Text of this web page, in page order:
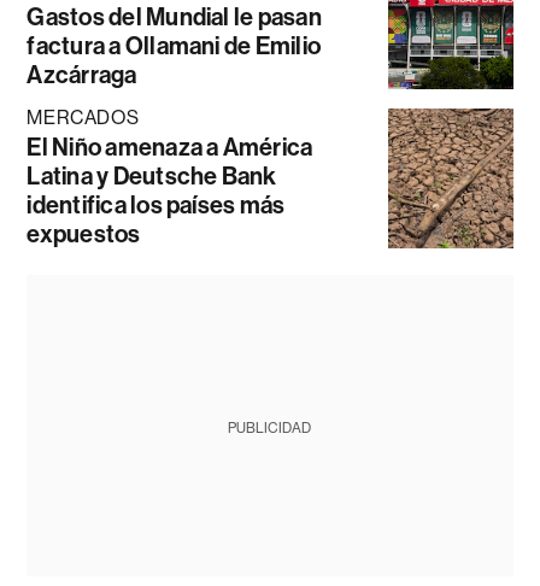
Gastos del Mundial le pasan
factura a Ollamani de Emilio
Azcárraga
MERCADOS
El Niño amenaza a América
Latina y Deutsche Bank
identifica los países más
expuestos
PUBLICIDAD